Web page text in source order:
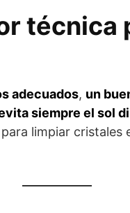
técnica
adecuados, un
siempre el sol
limpiar cristales